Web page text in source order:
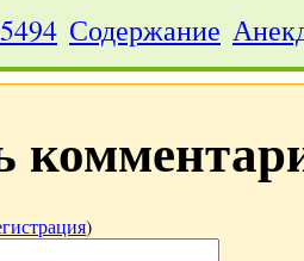
Содержание
)